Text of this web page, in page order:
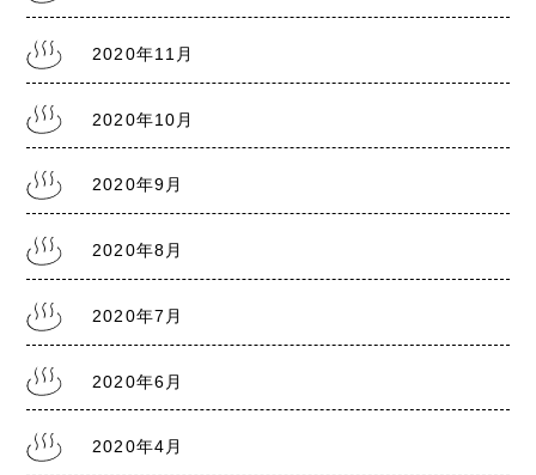
2020年11月
2020年10月
2020年9月
2020年8月
2020年7月
2020年6月
2020年4月